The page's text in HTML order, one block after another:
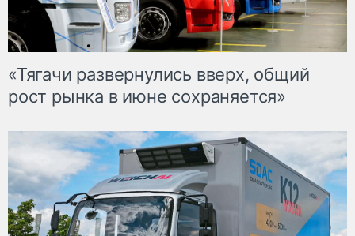
«Тягачи развернулись вверх, общий
рост рынка в июне сохраняется»